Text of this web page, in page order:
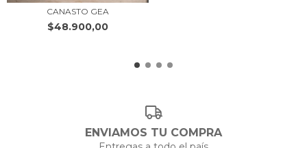
CANASTO GEA
$48.900,00
ENVIAMOS TU COMPRA